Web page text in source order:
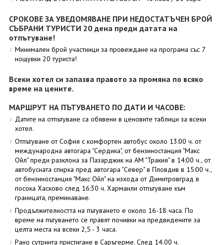
СРОКОВЕ ЗА УВЕДОМЯВАНЕ ПРИ НЕДОСТАТЪЧЕН БРОЙ
СЪБРАНИ ТУРИСТИ 20 дена преди датата на
отпътуване!
Минимален брой участници за провеждане на програма със 7
нощувки 20 туриста!
Всеки хотел си запазва правото за промяна по всяко
време на цените.
МАРШРУТ НА ПЪТУВАНЕТО ПО ДАТИ И ЧАСОВЕ:
Датите на отпътуване са обявени в ценовите таблици за всеки
хотел.
Отпътуване от София с комфортен автобус около 13:00 ч. от
международна автогара "Сердика", от бензиностанция "Макс
Ойл" преди разклона за Пазарджик на АМ "Тракия" в 14:00 ч., от
автобусната спирка пред автогара "Север" в Пловдив в 15:00 ч.,
от бензиностанция "Макс Ойл" на изхода от Димитровград в
посока Хасково след 16:30 ч. Харманли отпътуване към
границата, преминаване.
Продължителността на пътуването е около 16-18 часа. По
време на пътуването се правят почивки на предвидените за
целта места на всеки 2,5 - 3 часа.
Рано сутринта пристигане в Саръгерме. След 14.00 ч.